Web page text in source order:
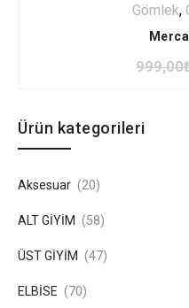
Gömlek,
999,00
Ürün kategorileri
Aksesuar (20)
ALT GİYİM (58)
ÜST GİYİM (47)
ELBİSE (70)